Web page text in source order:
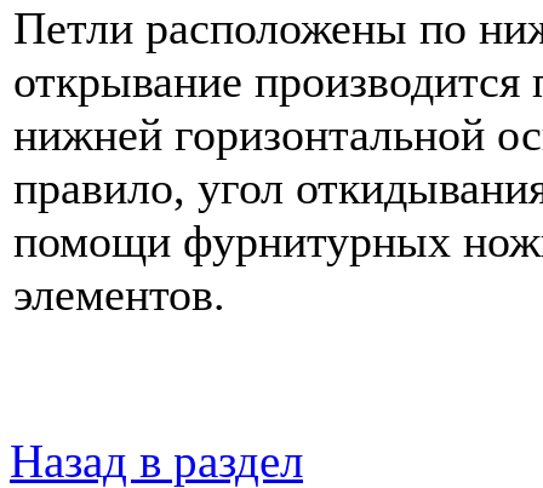
Петли расположены по
открывание производится
нижней горизонтальной
правило, угол
помощи фурнитурных
элементов.
Назад в раздел